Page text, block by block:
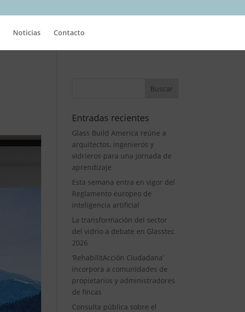
Noticias Contacto
Entradas recientes
Glass Build America reúne a
arquitectos, ingenieros y
vidrieros para una jornada de
aprendizaje
Esta semana entra en vigor del
Reglamento europeo de
inteligencia artificial
La transformación del sector
del vidrio a debate en Glasstec
2026
‘RehabilitAcción Ciudadana’
incorpora a comunidades de
propietarios y administradores
de fincas
Consulta pública sobre el